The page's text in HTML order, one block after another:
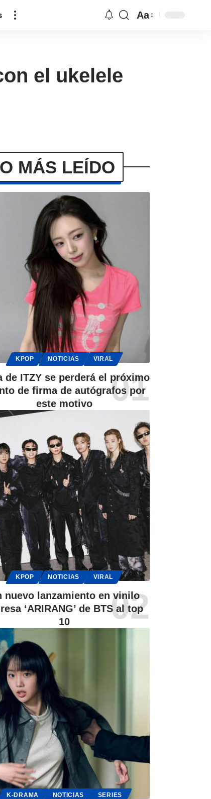
Aa
el ukelele
MÁS LEÍDO
KPOP NOTICIAS VIRAL
de ITZY se perderá el próximo
de firma de autógrafos por
este motivo
KPOP NOTICIAS VIRAL
nuevo lanzamiento en vinilo
‘ARIRANG’ de BTS al top
10
K-DRAMA NOTICIAS SERIES